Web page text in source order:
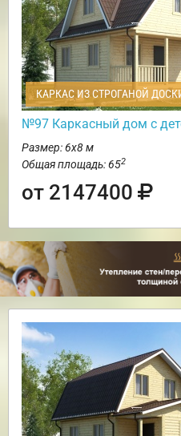
КАРКАС ИЗ СТРОГАНОЙ
№97 Каркасный дом с
Размер: 6х8 м
Общая площадь: 652
от 2147400